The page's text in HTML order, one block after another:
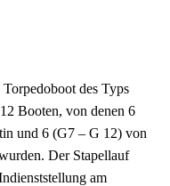
des Typs
Booten, von denen 6
und 6 (G7 – G 12) von
Der Stapellauf
am